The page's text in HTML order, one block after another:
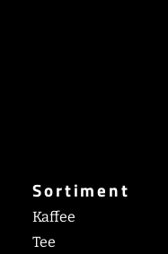
Sortiment
Kaffee
Tee